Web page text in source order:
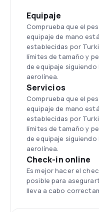
Equipaje
Comprueba que el
equipaje de mano
establecidas por
límites de tamaño y
de equipaje
aerolínea.
Servicios
Comprueba que el
equipaje de mano
establecidas por
límites de tamaño y
de equipaje
aerolínea.
Check-in online
Es mejor hacer el
posible para
lleva a cabo